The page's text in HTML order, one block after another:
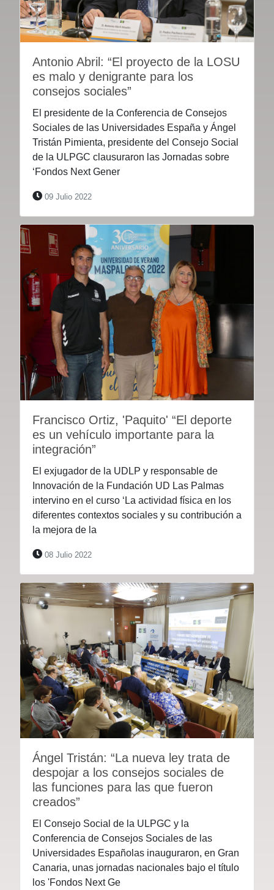
Antonio Abril: “El proyecto de la LOSU
es malo y denigrante para los
consejos sociales”
El presidente de la Conferencia de Consejos
Sociales de las Universidades España y Ángel
Tristán Pimienta, presidente del Consejo Social
de la ULPGC clausuraron las Jornadas sobre
‘Fondos Next Gener
09 Julio 2022
Francisco Ortiz, 'Paquito' “El deporte
es un vehículo importante para la
integración”
El exjugador de la UDLP y responsable de
Innovación de la Fundación UD Las Palmas
intervino en el curso ‘La actividad física en los
diferentes contextos sociales y su contribución a
la mejora de la
08 Julio 2022
Ángel Tristán: “La nueva ley trata de
despojar a los consejos sociales de
las funciones para las que fueron
creados”
El Consejo Social de la ULPGC y la
Conferencia de Consejos Sociales de las
Universidades Españolas inauguraron, en Gran
Canaria, unas jornadas nacionales bajo el título
los 'Fondos Next Ge